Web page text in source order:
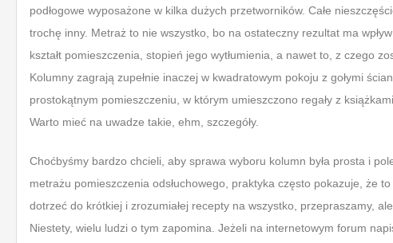
podłogowe wyposażone w kilka dużych przetworników. Całe
trochę inny. Metraż to nie wszystko, bo na ostateczny rezultat ma
kształt pomieszczenia, stopień jego wytłumienia, a nawet to, z czego
Kolumny zagrają zupełnie inaczej w kwadratowym pokoju z gołymi
prostokątnym pomieszczeniu, w którym umieszczono regały z
Warto mieć na uwadze takie, ehm, szczegóły.
Choćbyśmy bardzo chcieli, aby sprawa wyboru kolumn była prosta i
metrażu pomieszczenia odsłuchowego, praktyka często pokazuje, że
dotrzeć do krótkiej i zrozumiałej recepty na wszystko, przepraszamy,
Niestety, wielu ludzi o tym zapomina. Jeżeli na internetowym forum